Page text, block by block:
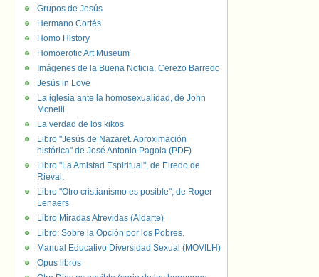
Grupos de Jesús
Hermano Cortés
Homo History
Homoerotic Art Museum
Imágenes de la Buena Noticia, Cerezo Barredo
Jesús in Love
La iglesia ante la homosexualidad, de John
Mcneill
La verdad de los kikos
Libro "Jesús de Nazaret. Aproximación
histórica" de José Antonio Pagola (PDF)
Libro "La Amistad Espiritual", de Elredo de
Rieval.
Libro "Otro cristianismo es posible", de Roger
Lenaers
Libro Miradas Atrevidas (Aldarte)
Libro: Sobre la Opción por los Pobres.
Manual Educativo Diversidad Sexual (MOVILH)
Opus libros